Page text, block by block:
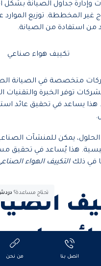
وإدارة جداول الصيانة
غير المخططة. توزيع الموارد
من استفادة من الصيانة.
متخصصة في الصيانة
توفر الخبرة والتقنيات
هذا يساعد في تحقيق عائد
يمكن للمنشآت
هذا يُساعد في تحقيق
في ذلكالتكييف الهواء
على
اتصل بنا من نحن
تحتاج مساعدة؟